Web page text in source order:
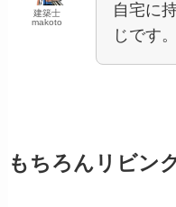
建築士
makoto
自宅に
じです。
もちろんリビン